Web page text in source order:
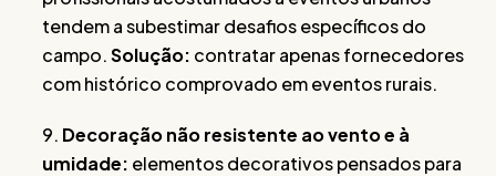
tendem a subestimar desafios específicos do
campo.Solução: contratar apenas fornecedores
com histórico comprovado em eventos rurais.
9. Decoração não resistente ao vento e à
umidade: elementos decorativos pensados para